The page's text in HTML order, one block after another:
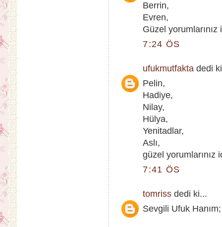
Berrin,
Evren,
Güzel
7:24 ÖS
ufukmutfakta dedi
Pelin,
Hadiye,
Nilay,
Hülya,
Yenitadlar,
Aslı,
güzel yorumlarınız
7:41 ÖS
tomriss dedi ki...
Sevgili Ufuk Hanım;